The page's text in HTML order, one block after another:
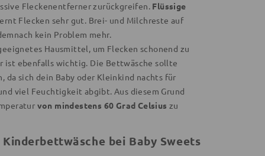
Fleckenentferner zurückgreifen. Flüssige
Flecken sehr gut. Brei- und Milchreste auf
kein Problem mehr.
Hausmittel, um Flecken schonend zu
ist ebenfalls wichtig. Die Bettwäsche sollte
da sich dein Baby oder Kleinkind nachts für
viel Feuchtigkeit abgibt. Aus diesem Grund
von mindestens 60 Grad Celsius zu
bei Baby Sweets